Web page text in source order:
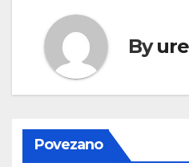
By
Povezano